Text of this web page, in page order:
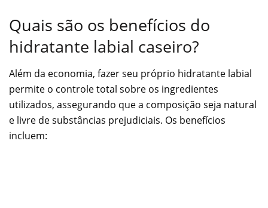
Quais são os benefícios do
hidratante labial caseiro?
Além da economia, fazer seu próprio hidratante labial
permite o controle total sobre os ingredientes
utilizados, assegurando que a composição seja natural
e livre de substâncias prejudiciais. Os benefícios
incluem: